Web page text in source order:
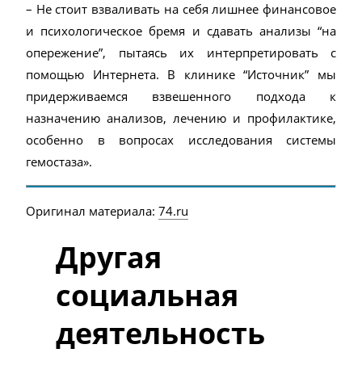
– Не стоит взваливать на себя лишнее финансовое
и психологическое бремя и сдавать анализы “на
опережение”, пытаясь их интерпретировать с
помощью Интернета. В клинике “Источник” мы
придерживаемся взвешенного подхода к
назначению анализов, лечению и профилактике,
особенно в вопросах исследования системы
гемостаза».
Оригинал материала: 74.ru
Другая
социальная
деятельность